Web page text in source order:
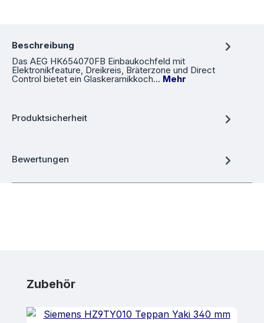
Beschreibung
Das AEG HK654070FB Einbaukochfeld mit
Elektronikfeature, Dreikreis, Bräterzone und Direct
Control bietet ein Glaskeramikkoch… Mehr
Produktsicherheit
Bewertungen
Produktgalerie überspringen
Zubehör